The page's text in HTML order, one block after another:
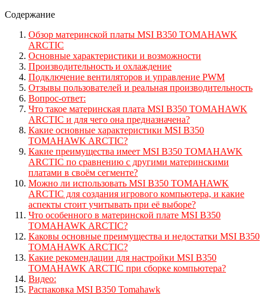
Содержание
Обзор материнской платы MSI B350 TOMAHAWK
ARCTIC
Основные характеристики и возможности
Производительность и охлаждение
Подключение вентиляторов и управление PWM
Отзывы пользователей и реальная производительность
Вопрос-ответ:
Что такое материнская плата MSI B350 TOMAHAWK
ARCTIC и для чего она предназначена?
Какие основные характеристики MSI B350
TOMAHAWK ARCTIC?
Какие преимущества имеет MSI B350 TOMAHAWK
ARCTIC по сравнению с другими материнскими
платами в своём сегменте?
Можно ли использовать MSI B350 TOMAHAWK
ARCTIC для создания игрового компьютера, и какие
аспекты стоит учитывать при её выборе?
Что особенного в материнской плате MSI B350
TOMAHAWK ARCTIC?
Каковы основные преимущества и недостатки MSI B350
TOMAHAWK ARCTIC?
Какие рекомендации для настройки MSI B350
TOMAHAWK ARCTIC при сборке компьютера?
Видео:
Распаковка MSI B350 Tomahawk